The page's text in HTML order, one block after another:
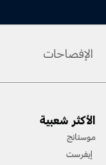
الإفصاحات
المسارات، واستخدام معدّات
[2] لن تتوفّر جميع ميّزات
الأكثر شعبية
موستانج
إيفرست